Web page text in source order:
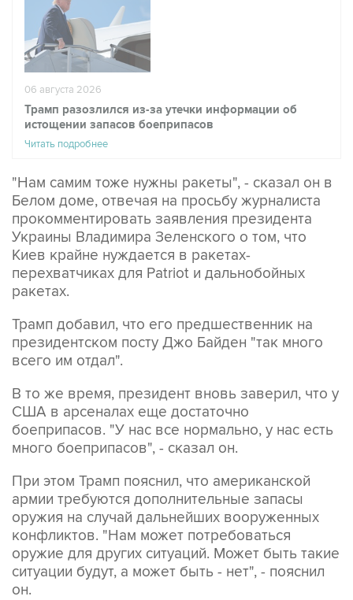
06 августа 2026
Трамп разозлился из-за утечки информации об
истощении запасов боеприпасов
Читать подробнее
"Нам самим тоже нужны ракеты", - сказал он в
Белом доме, отвечая на просьбу журналиста
прокомментировать заявления президента
Украины Владимира Зеленского о том, что
Киев крайне нуждается в ракетах-
перехватчиках для Patriot и дальнобойных
ракетах.
Трамп добавил, что его предшественник на
президентском посту Джо Байден "так много
всего им отдал".
В то же время, президент вновь заверил, что у
США в арсеналах еще достаточно
боеприпасов. "У нас все нормально, у нас есть
много боеприпасов", - сказал он.
При этом Трамп пояснил, что американской
армии требуются дополнительные запасы
оружия на случай дальнейших вооруженных
конфликтов. "Нам может потребоваться
оружие для других ситуаций. Может быть такие
ситуации будут, а может быть - нет", - пояснил
он.